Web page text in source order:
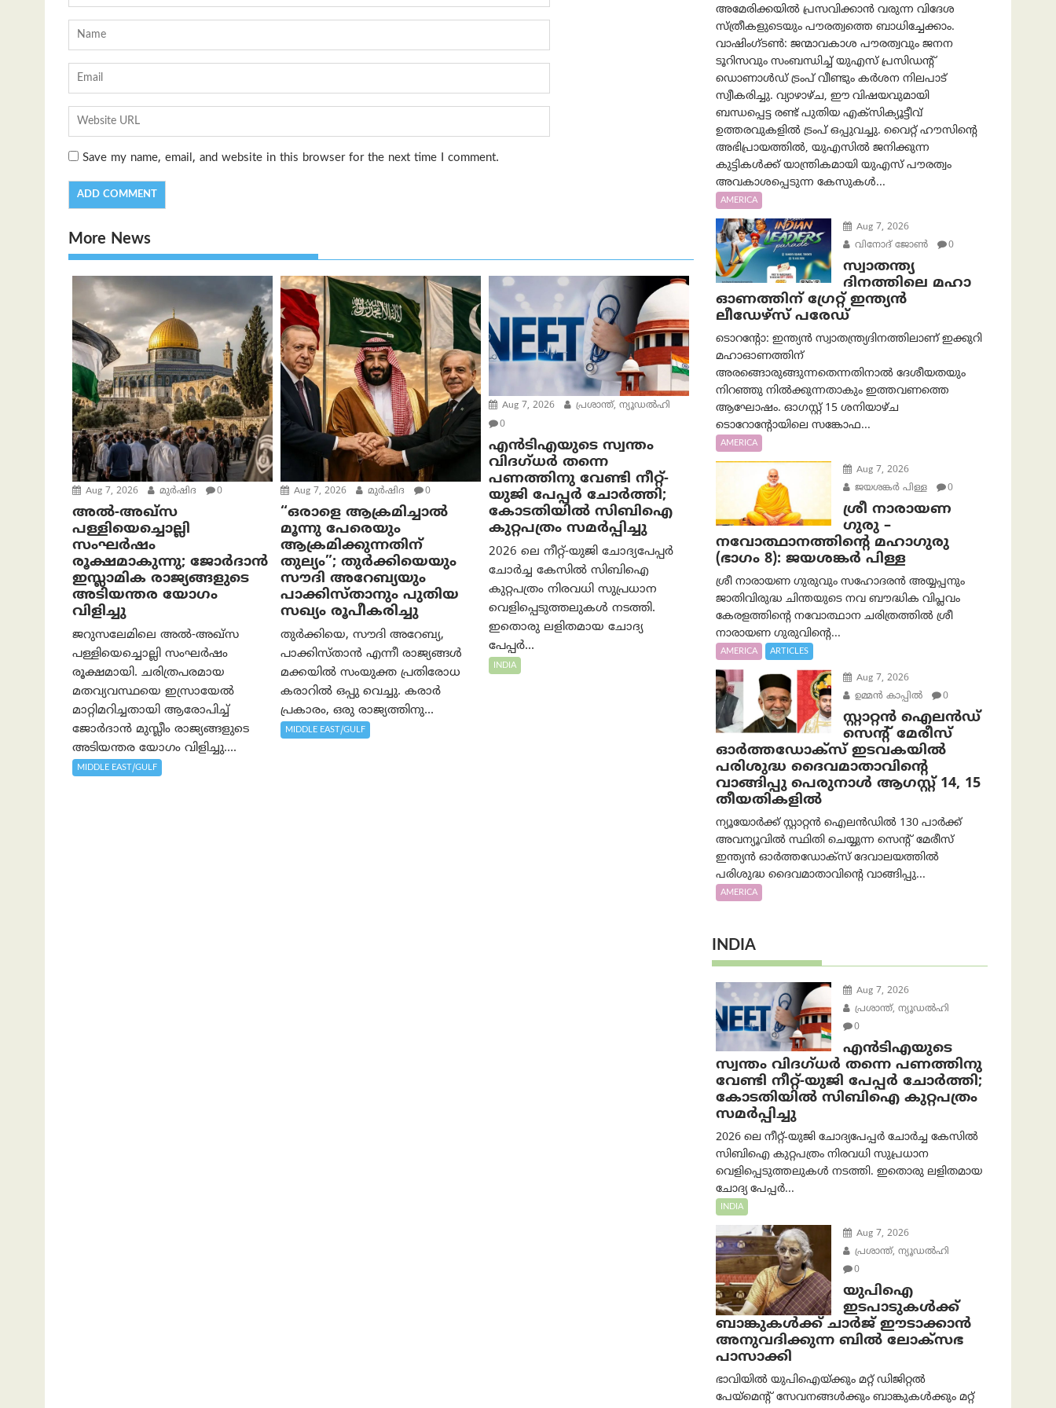
Save my name, email, and website in this browser for the next time I comment.
More News
Aug 7, 2026 മുര്‍ഷിദ 0
അൽ-അഖ്‌സ
പള്ളിയെച്ചൊല്ലി
സംഘർഷം
രൂക്ഷമാകുന്നു; ജോർദാൻ
ഇസ്ലാമിക രാജ്യങ്ങളുടെ
അടിയന്തര യോഗം
വിളിച്ചു
ജറുസലേമിലെ അൽ-അഖ്‌സ
പള്ളിയെച്ചൊല്ലി സംഘർഷം
രൂക്ഷമായി. ചരിത്രപരമായ
മതവ്യവസ്ഥയെ ഇസ്രായേൽ
മാറ്റിമറിച്ചതായി ആരോപിച്ച്
ജോർദാൻ മുസ്ലീം രാജ്യങ്ങളുടെ
അടിയന്തര യോഗം വിളിച്ചു....
MIDDLE EAST/GULF
Aug 7, 2026 മുര്‍ഷിദ 0
“ഒരാളെ ആക്രമിച്ചാല്‍
മൂന്നു പേരെയും
ആക്രമിക്കുന്നതിന്
തുല്യം”; തുർക്കിയെയും
സൗദി അറേബ്യയും
പാക്കിസ്താനും പുതിയ
സഖ്യം രൂപീകരിച്ചു
തുർക്കിയെ, സൗദി അറേബ്യ,
പാക്കിസ്താന്‍ എന്നീ രാജ്യങ്ങൾ
മക്കയിൽ സംയുക്ത പ്രതിരോധ
കരാറിൽ ഒപ്പു വെച്ചു. കരാർ
പ്രകാരം, ഒരു രാജ്യത്തിനു...
MIDDLE EAST/GULF
Aug 7, 2026
പ്രശാന്ത്, ന്യൂഡല്‍ഹി
0
എൻ‌ടി‌എയുടെ സ്വന്തം
വിദഗ്ധർ തന്നെ
പണത്തിനു വേണ്ടി നീറ്റ്-
യു‌ജി പേപ്പർ ചോർത്തി;
കോടതിയില്‍ സിബിഐ
കുറ്റപത്രം സമര്‍പ്പിച്ചു
2026 ലെ നീറ്റ്-യുജി ചോദ്യപേപ്പർ
ചോർച്ച കേസിൽ സിബിഐ
കുറ്റപത്രം നിരവധി സുപ്രധാന
വെളിപ്പെടുത്തലുകൾ നടത്തി.
ഇതൊരു ലളിതമായ ചോദ്യ
പേപ്പർ...
INDIA
അമേരിക്കയിൽ പ്രസവിക്കാൻ വരുന്ന വിദേശ
സ്ത്രീകളുടെയും പൗരത്വത്തെ ബാധിച്ചേക്കാം.
വാഷിംഗ്ടണ്‍: ജന്മാവകാശ പൗരത്വവും ജനന
ടൂറിസവും സംബന്ധിച്ച് യുഎസ് പ്രസിഡന്റ്
ഡൊണാൾഡ് ട്രംപ് വീണ്ടും കർശന നിലപാട്
സ്വീകരിച്ചു. വ്യാഴാഴ്ച, ഈ വിഷയവുമായി
ബന്ധപ്പെട്ട രണ്ട് പുതിയ എക്സിക്യൂട്ടീവ്
ഉത്തരവുകളിൽ ട്രംപ് ഒപ്പുവച്ചു. വൈറ്റ് ഹൗസിന്റെ
അഭിപ്രായത്തിൽ, യുഎസിൽ ജനിക്കുന്ന
കുട്ടികൾക്ക് യാന്ത്രികമായി യുഎസ് പൗരത്വം
അവകാശപ്പെടുന്ന കേസുകൾ...
AMERICA
Aug 7, 2026
വിനോദ് ജോൺ
0
സ്വാതന്ത്യ
ദിനത്തിലെ മഹാ
ഓണത്തിന് ഗ്രേറ്റ് ഇന്ത്യൻ
ലീഡേഴ്സ് പരേഡ്
ടൊറന്റോ: ഇന്ത്യൻ സ്വാതന്ത്ര്യദിനത്തിലാണ് ഇക്കുറി
മഹാഓണത്തിന്
അരങ്ങൊരുങ്ങുന്നതെന്നതിനാൽ ദേശീയതയും
നിറഞ്ഞു നിൽക്കുന്നതാകും ഇത്തവണത്തെ
ആഘോഷം. ഓഗസ്റ്റ് 15 ശനിയാഴ്ച
ടൊറോന്റോയിലെ സങ്കോഫ...
AMERICA
Aug 7, 2026
ജയശങ്കര്‍ പിള്ള
0
ശ്രീ നാരായണ
ഗുരു –
നവോത്ഥാനത്തിന്റെ മഹാഗുരു
(ഭാഗം 8): ജയശങ്കര്‍ പിള്ള
ശ്രീ നാരായണ ഗുരുവും സഹോദരൻ അയ്യപ്പനും
ജാതിവിരുദ്ധ ചിന്തയുടെ നവ ബൗദ്ധിക വിപ്ലവം
കേരളത്തിന്റെ നവോത്ഥാന ചരിത്രത്തിൽ ശ്രീ
നാരായണ ഗുരുവിന്റെ...
AMERICA ARTICLES
Aug 7, 2026
ഉമ്മന്‍ കാപ്പില്‍
0
സ്റ്റാറ്റൻ ഐലൻഡ്
സെന്റ് മേരീസ്
ഓർത്തഡോക്സ് ഇടവകയിൽ
പരിശുദ്ധ ദൈവമാതാവിന്റെ
വാങ്ങിപ്പു പെരുനാൾ ആഗസ്റ്റ് 14, 15
തീയതികളിൽ
ന്യൂയോർക്ക് സ്റ്റാറ്റൻ ഐലൻഡിൽ 130 പാർക്ക്
അവന്യൂവിൽ സ്ഥിതി ചെയ്യുന്ന സെന്റ് മേരീസ്
ഇന്ത്യൻ ഓർത്തഡോക്സ് ദേവാലയത്തിൽ
പരിശുദ്ധ ദൈവമാതാവിന്റെ വാങ്ങിപ്പു...
AMERICA
INDIA
Aug 7, 2026
പ്രശാന്ത്, ന്യൂഡല്‍ഹി
0
എൻ‌ടി‌എയുടെ
സ്വന്തം വിദഗ്ധർ തന്നെ പണത്തിനു
വേണ്ടി നീറ്റ്-യു‌ജി പേപ്പർ ചോർത്തി;
കോടതിയില്‍ സിബിഐ കുറ്റപത്രം
സമര്‍പ്പിച്ചു
2026 ലെ നീറ്റ്-യുജി ചോദ്യപേപ്പർ ചോർച്ച കേസിൽ
സിബിഐ കുറ്റപത്രം നിരവധി സുപ്രധാന
വെളിപ്പെടുത്തലുകൾ നടത്തി. ഇതൊരു ലളിതമായ
ചോദ്യ പേപ്പർ...
INDIA
Aug 7, 2026
പ്രശാന്ത്, ന്യൂഡല്‍ഹി
0
യുപിഐ
ഇടപാടുകൾക്ക്
ബാങ്കുകൾക്ക് ചാർജ് ഈടാക്കാൻ
അനുവദിക്കുന്ന ബിൽ ലോക്‌സഭ
പാസാക്കി
ഭാവിയിൽ യുപിഐയ്ക്കും മറ്റ് ഡിജിറ്റൽ
പേയ്‌മെന്റ് സേവനങ്ങൾക്കും ബാങ്കുകൾക്കും മറ്റ്